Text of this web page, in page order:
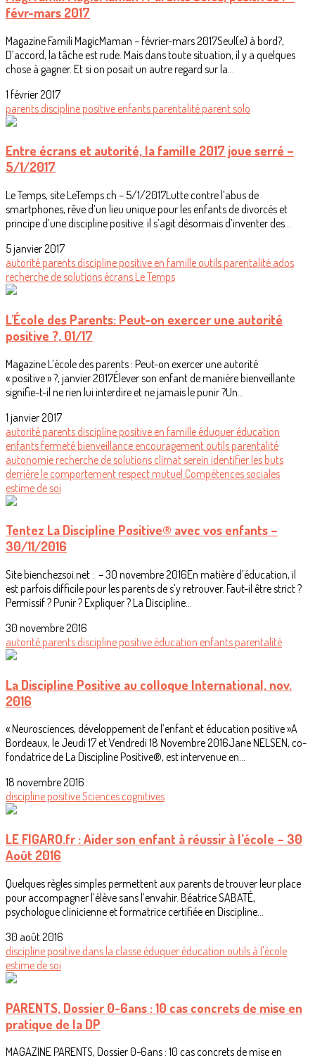
févr-mars 2017
Magazine Famili MagicMaman – février-mars 2017Seul(e) à bord?,
D’accord, la tâche est rude. Mais dans toute situation, il y a quelques
chose à gagner. Et si on posait un autre regard sur la...
1 février 2017
parents discipline positive enfants parentalité parent solo
Entre écrans et autorité, la famille 2017 joue serré –
5/1/2017
Le Temps, site LeTemps.ch – 5/1/2017Lutte contre l’abus de
smartphones, rêve d’un lieu unique pour les enfants de divorcés et
principe d’une discipline positive: il s’agit désormais d’inventer des...
5 janvier 2017
autorité parents discipline positive en famille outils parentalité ados
recherche de solutions écrans Le Temps
L’École des Parents: Peut-on exercer une autorité
positive ?, 01/17
Magazine L’école des parents : Peut-on exercer une autorité
« positive » ?, janvier 2017Élever son enfant de manière bienveillante
signifie-t-il ne rien lui interdire et ne jamais le punir ?Un...
1 janvier 2017
autorité parents discipline positive en famille éduquer éducation
enfants fermeté bienveillance encouragement outils parentalité
autonomie recherche de solutions climat serein identifier les buts
derrière le comportement respect mutuel Compétences sociales
estime de soi
Tentez La Discipline Positive® avec vos enfants –
30/11/2016
Site bienchezsoi.net : – 30 novembre 2016En matière d’éducation, il
est parfois difficile pour les parents de s’y retrouver. Faut-il être strict ?
Permissif ? Punir ? Expliquer ? La Discipline...
30 novembre 2016
autorité parents discipline positive éducation enfants parentalité
La Discipline Positive au colloque International, nov.
2016
« Neurosciences, développement de l’enfant et éducation positive »A
Bordeaux, le Jeudi 17 et Vendredi 18 Novembre 2016Jane NELSEN, co-
fondatrice de La Discipline Positive®, est intervenue en...
18 novembre 2016
discipline positiveSciences cognitives
LE FIGARO.fr : Aider son enfant à réussir à l’école – 30
Août 2016
Quelques règles simples permettent aux parents de trouver leur place
pour accompagner l’élève sans l’envahir. Béatrice SABATÉ,
psychologue clinicienne et formatrice certifiée en Discipline...
30 août 2016
discipline positive dans la classe éduquer éducation outils à l'école
estime de soi
PARENTS, Dossier 0-6ans : 10 cas concrets de mise en
pratique de la DP
MAGAZINE PARENTS, Dossier 0-6ans : 10 cas concrets de mise en